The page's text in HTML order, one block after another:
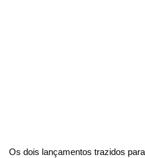
Os dois lançamentos trazidos